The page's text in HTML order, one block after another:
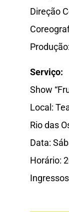
Direção
Serviço:
Show
Local:
Rio das
Data:
Horário: